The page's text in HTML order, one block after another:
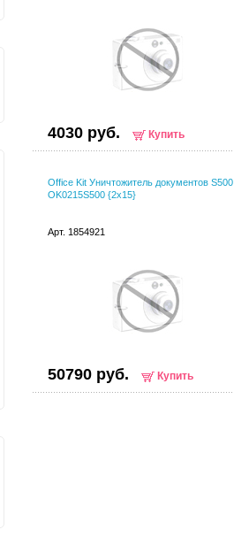
4030 руб. Купить
Office Kit Уничтожитель документов S500
OK0215S500 {2x15}
Арт. 1854921
50790 руб. Купить